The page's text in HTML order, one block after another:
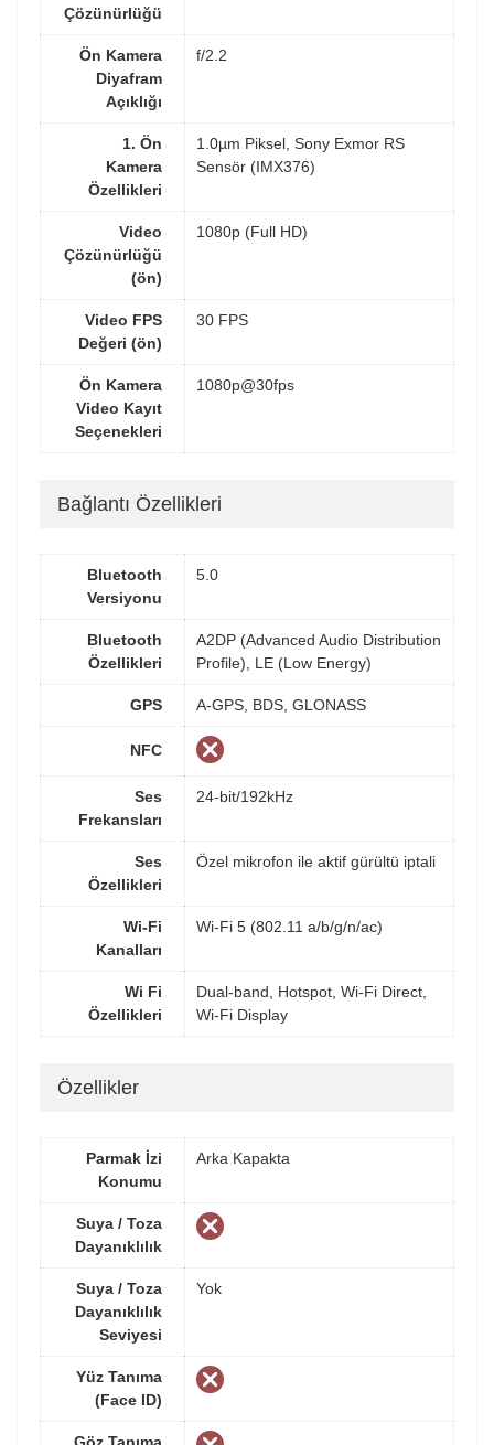
Çözünürlüğü
Ön Kamera
Diyafram
Açıklığı
f/2.2
1. Ön
Kamera
Özellikleri
1.0µm Piksel, Sony Exmor RS
Sensör (IMX376)
Video
Çözünürlüğü
(ön)
1080p (Full HD)
Video FPS
Değeri (ön)
30 FPS
Ön Kamera
Video Kayıt
Seçenekleri
1080p@30fps
Bağlantı Özellikleri
Bluetooth
Versiyonu
5.0
Bluetooth
Özellikleri
A2DP (Advanced Audio Distribution
Profile), LE (Low Energy)
GPS A-GPS, BDS, GLONASS
NFC
Ses
Frekansları
24-bit/192kHz
Ses
Özellikleri
Özel mikrofon ile aktif gürültü iptali
Wi-Fi
Kanalları
Wi-Fi 5 (802.11 a/b/g/n/ac)
Wi Fi
Özellikleri
Dual-band, Hotspot, Wi-Fi Direct,
Wi-Fi Display
Özellikler
Parmak İzi
Konumu
Arka Kapakta
Suya / Toza
Dayanıklılık
Suya / Toza
Dayanıklılık
Seviyesi
Yok
Yüz Tanıma
(Face ID)